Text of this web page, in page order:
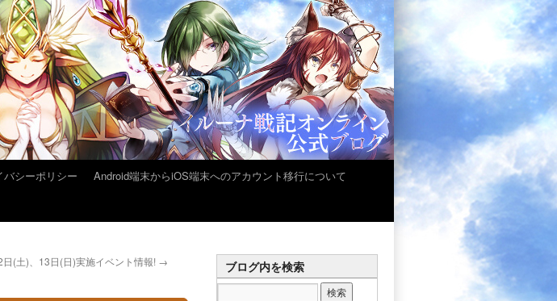
バシーポリシー
Android端末からiOS端末へのアカウント移行について
日(土)、13日(日)実施イベント情報! → ブログ内を検索